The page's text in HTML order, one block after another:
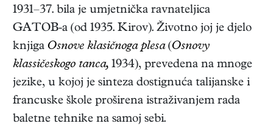
1931–37. bila je umjetnička ravnateljica
GATOB-a (od 1935. Kirov). Životno joj je djelo
knjiga Osnove klasičnoga plesa(Osnovy
klassičeskogo tanca, 1934), prevedena na mnoge
jezike, u kojoj je sinteza dostignuća talijanske i
francuske škole proširena istraživanjem rada
baletne tehnike na samoj sebi.